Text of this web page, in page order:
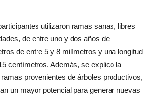
utilizaron ramas sanas, libres
de entre uno y dos años de
de entre 5 y 8 milímetros y una longitud
centímetros. Además, se explicó la
provenientes de árboles productivos,
un mayor potencial para generar nuevas